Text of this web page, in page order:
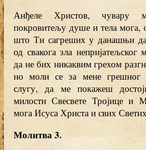
Анђеле Христов, чувару
покровитељу душе и тела мога,
што Ти сагреших у данашњи
од свакога зла непријатељског
да не бих никаквим грехом
но моли се за мене грешног
слугу, да ме покажеш
милости Свесвете Тројице и
мога Исуса Христа и свих
Молитва 3.